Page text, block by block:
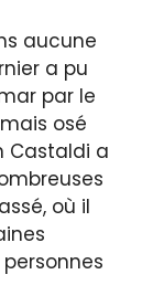
aucune
a pu
par le
osé
Castaldi a
où il